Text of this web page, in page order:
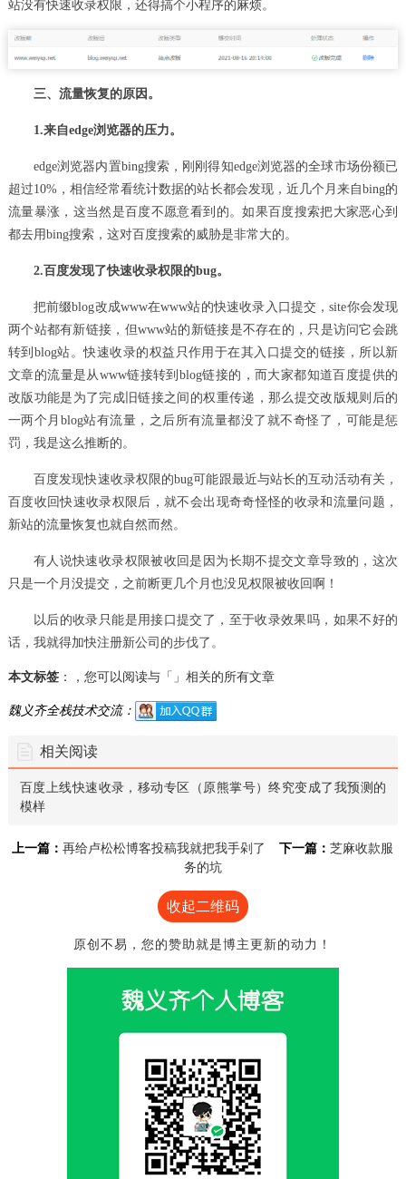
站没有快速收录权限，还得搞个小程序的麻烦。
三、流量恢复的原因。
1.来自edge浏览器的压力。
edge浏览器内置bing搜索，刚刚得知edge浏览器的全球市场份额已
超过10%，相信经常看统计数据的站长都会发现，近几个月来自bing的
流量暴涨，这当然是百度不愿意看到的。如果百度搜索把大家恶心到
都去用bing搜索，这对百度搜索的威胁是非常大的。
2.百度发现了快速收录权限的bug。
把前缀blog改成www在www站的快速收录入口提交，site你会发现
两个站都有新链接，但www站的新链接是不存在的，只是访问它会跳
转到blog站。快速收录的权益只作用于在其入口提交的链接，所以新
文章的流量是从www链接转到blog链接的，而大家都知道百度提供的
改版功能是为了完成旧链接之间的权重传递，那么提交改版规则后的
一两个月blog站有流量，之后所有流量都没了就不奇怪了，可能是惩
罚，我是这么推断的。
百度发现快速收录权限的bug可能跟最近与站长的互动活动有关，
百度收回快速收录权限后，就不会出现奇奇怪怪的收录和流量问题，
新站的流量恢复也就自然而然。
有人说快速收录权限被收回是因为长期不提交文章导致的，这次
只是一个月没提交，之前断更几个月也没见权限被收回啊！
以后的收录只能是用接口提交了，至于收录效果吗，如果不好的
话，我就得加快注册新公司的步伐了。
本文标签：，您可以阅读与「」相关的所有文章
魏义齐全栈技术交流：
相关阅读
百度上线快速收录，移动专区（原熊掌号）终究变成了我预测的
模样
上一篇：再给卢松松博客投稿我就把我手剁了 下一篇：芝麻收款服
务的坑
收起二维码
原创不易，您的赞助就是博主更新的动力！